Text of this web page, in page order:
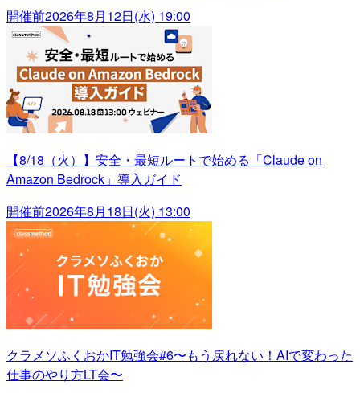
開催前2026年8月12日(水) 19:00
【8/18（火）】安全・最短ルートで始める「Claude on
Amazon Bedrock」導入ガイド
開催前2026年8月18日(火) 13:00
クラメソふくおかIT勉強会#6〜もう戻れない！AIで変わった
仕事のやり方LT会〜